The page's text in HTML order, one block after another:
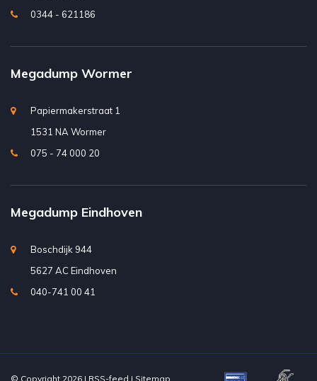
0344 - 621186
Megadump Wormer
Papiermakerstraat 1
1531 NA Wormer
075 - 74 000 20
Megadump Eindhoven
Boschdijk 944
5627 AC Eindhoven
040-741 00 41
© Copyright 2026 | RSS-feed | Sitemap